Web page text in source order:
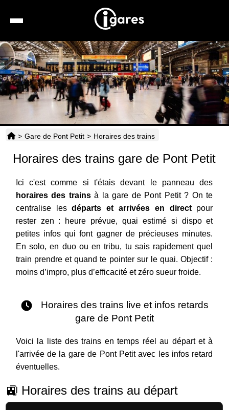
Recherche
Location de voiture
Hôtels
Horaires
> Gare de Pont Petit > Horaires des trains
Horaires des trains gare de Pont Petit
Ici c'est comme si t'étais devant le panneau des
horaires des trainsà la gare de Pont Petit ? On te
centralise lesdéparts et arrivées en directpour
rester zen : heure prévue, quai estimé si dispo et
petites infos qui font gagner de précieuses minutes.
En solo, en duo ou en tribu, tu sais rapidement quel
train prendre et quand te pointer sur le quai. Objectif :
moins d’impro, plus d’efficacité et zéro sueur froide.
Horaires des trains live et infos retards
gare de Pont Petit
Voici la liste des trains en temps réel au départ et à
l'arrivée de la gare de Pont Petit avec les infos retard
éventuelles.
🚉 Horaires des trains au départ